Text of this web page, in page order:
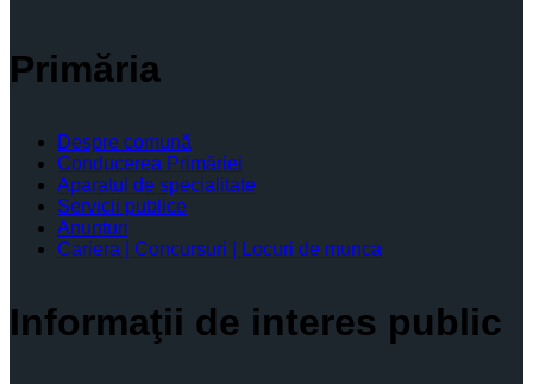
Primăria
Despre comună
Conducerea Primăriei
Aparatul de specialitate
Servicii publice
Anunturi
Cariera | Concursuri | Locuri de munca
Informaţii de interes public